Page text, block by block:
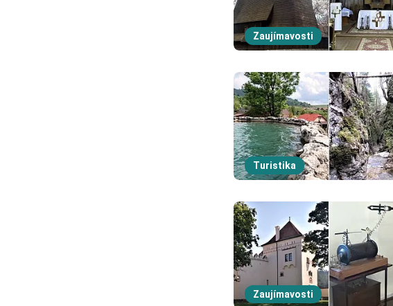
Zaujímavosti
Turistika
Zaujímavosti